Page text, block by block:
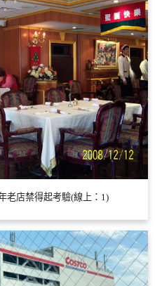
老店禁得起考驗(線上：1)